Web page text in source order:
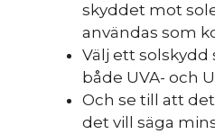
skyddet mot
användas som
Välj ett
både UVA- och
Och se till att
det vill säga